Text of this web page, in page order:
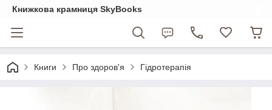
Книжкова крамниця SkyBooks
Книги Про здоров'я Гідротерапія